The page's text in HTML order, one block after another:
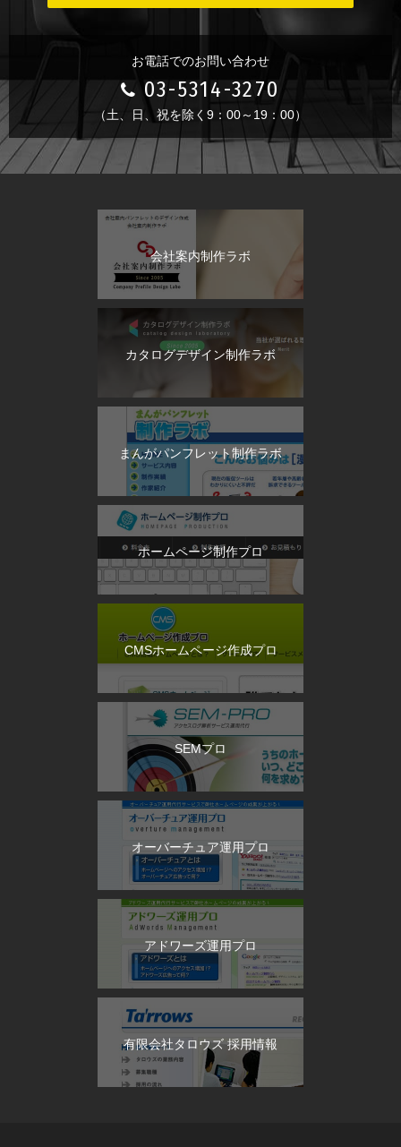
お電話でのお問い合わせ
03-5314-3270
（土、日、祝を除く9：00～19：00）
会社案内制作ラボ
カタログデザイン制作ラボ
まんがパンフレット制作ラボ
ホームページ制作プロ
CMSホームページ作成プロ
SEMプロ
オーバーチュア運用プロ
アドワーズ運用プロ
有限会社タロウズ 採用情報